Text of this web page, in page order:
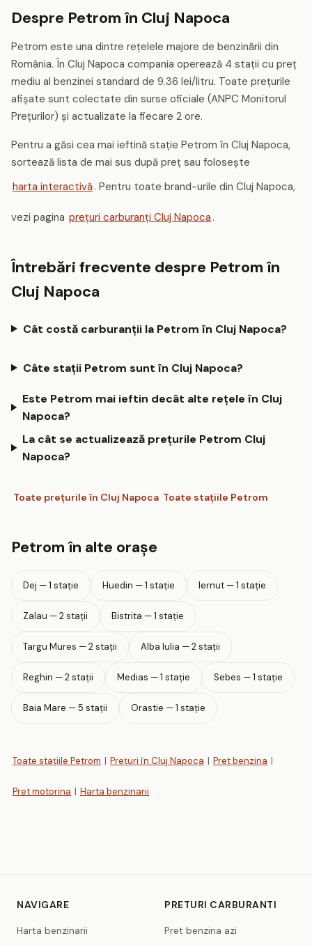
Despre Petrom în Cluj Napoca
Petrom este una dintre rețelele majore de benzinării din
România. În Cluj Napoca compania operează 4 stații cu preț
mediu al benzinei standard de 9.36 lei/litru. Toate prețurile
afișate sunt colectate din surse oficiale (ANPC Monitorul
Prețurilor) și actualizate la fiecare 2 ore.
Pentru a găsi cea mai ieftină stație Petrom în Cluj Napoca,
sortează lista de mai sus după preț sau folosește
harta interactivă. Pentru toate brand-urile din Cluj Napoca,
vezi pagina prețuri carburanți Cluj Napoca .
Întrebări frecvente despre Petrom în
Cluj Napoca
Cât costă carburanții la Petrom în Cluj Napoca?
Câte stații Petrom sunt în Cluj Napoca?
Este Petrom mai ieftin decât alte rețele în Cluj
Napoca?
La cât se actualizează prețurile Petrom Cluj
Napoca?
Toate prețurile în Cluj Napoca Toate stațiile Petrom
Petrom în alte orașe
Dej — 1 stație Huedin — 1 stație Iernut — 1 stație
Zalau — 2 stații Bistrita — 1 stație
Targu Mures — 2 stații Alba Iulia — 2 stații
Reghin — 2 stații Medias — 1 stație Sebes — 1 stație
Baia Mare — 5 stații Orastie — 1 stație
Toate stațiile Petrom | Prețuri în Cluj Napoca | Pret benzina |
Pret motorina | Harta benzinarii
NAVIGARE
Harta benzinarii
PRETURI CARBURANTI
Pret benzina azi